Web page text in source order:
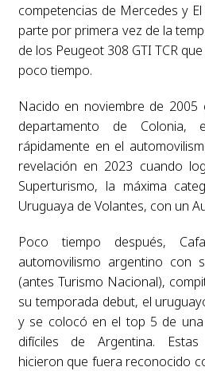
competencias de Mercedes y
parte por primera vez de la
de los Peugeot 308 GTI TCR
poco tiempo.
Nacido en noviembre de 2005
departamento de Colonia,
rápidamente en el
revelación en 2023 cuando
Superturismo, la máxima
Uruguaya de Volantes, con un
Poco tiempo después,
automovilismo argentino con
(antes Turismo Nacional),
su temporada debut, el
y se colocó en el top 5 de
difíciles de Argentina. Estas
hicieron que fuera reconocido